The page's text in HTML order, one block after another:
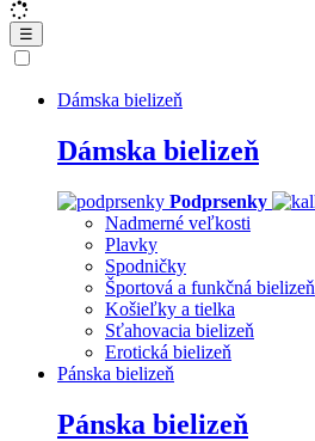
☰
Dámska bielizeň
Dámska bielizeň
Podprsenky
Nadmerné veľkosti
Plavky
Spodničky
Športová a funkčná bielizeň
Košieľky a tielka
Sťahovacia bielizeň
Erotická bielizeň
Pánska bielizeň
Pánska bielizeň